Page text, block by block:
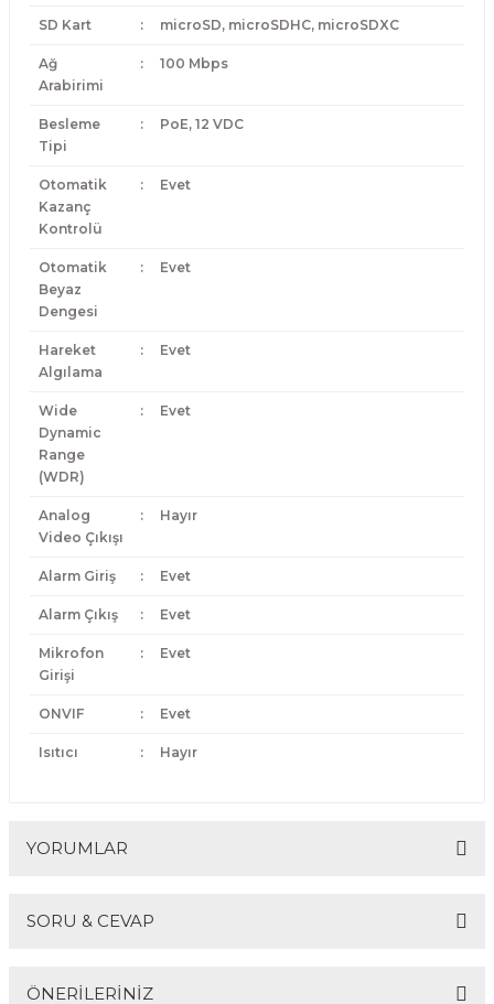
SD Kart : microSD, microSDHC, microSDXC
Ağ
Arabirimi
: 100 Mbps
Besleme
Tipi
: PoE, 12 VDC
Otomatik
Kazanç
Kontrolü
: Evet
Otomatik
Beyaz
Dengesi
: Evet
Hareket
Algılama
: Evet
Wide
Dynamic
Range
(WDR)
: Evet
Analog
Video Çıkışı
: Hayır
Alarm Giriş : Evet
Alarm Çıkış : Evet
Mikrofon
Girişi
: Evet
ONVIF : Evet
Isıtıcı : Hayır
YORUMLAR
SORU & CEVAP
ÖNERİLERİNİZ